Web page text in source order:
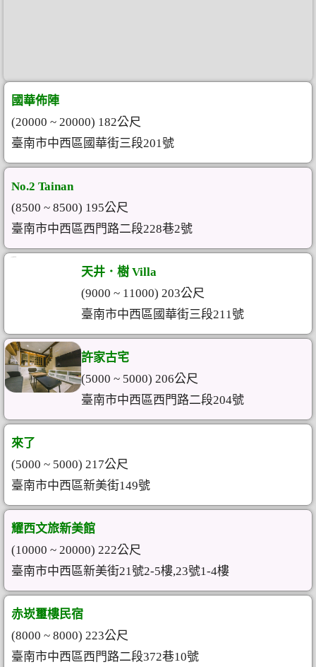
國華佈陣
(20000 ~ 20000) 182公尺
臺南市中西區國華街三段201號
No.2 Tainan
(8500 ~ 8500) 195公尺
臺南市中西區西門路二段228巷2號
天井．樹 Villa
(9000 ~ 11000) 203公尺
臺南市中西區國華街三段211號
許家古宅
(5000 ~ 5000) 206公尺
臺南市中西區西門路二段204號
來了
(5000 ~ 5000) 217公尺
臺南市中西區新美街149號
耀西文旅新美館
(10000 ~ 20000) 222公尺
臺南市中西區新美街21號2-5樓,23號1-4樓
赤崁璽樓民宿
(8000 ~ 8000) 223公尺
臺南市中西區西門路二段372巷10號